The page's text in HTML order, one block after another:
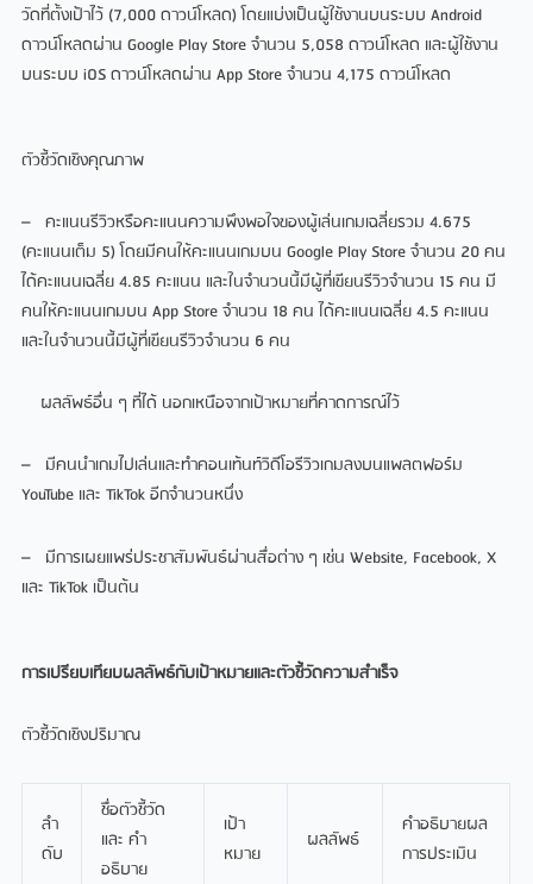
วัดที่ตั้งเป้าไว้ (7,000 ดาวน์โหลด) โดยแบ่งเป็นผู้ใช้งานบนระบบ Android
ดาวน์โหลดผ่าน Google Play Store จำนวน 5,058 ดาวน์โหลด และผู้ใช้งาน
บนระบบ iOS ดาวน์โหลดผ่าน App Store จำนวน 4,175 ดาวน์โหลด
ตัวชี้วัดเชิงคุณภาพ
– คะแนนรีวิวหรือคะแนนความพึงพอใจของผู้เล่นเกมเฉลี่ยรวม 4.675
(คะแนนเต็ม 5) โดยมีคนให้คะแนนเกมบน Google Play Store จำนวน 20 คน
ได้คะแนนเฉลี่ย 4.85 คะแนน และในจำนวนนี้มีผู้ที่เขียนรีวิวจำนวน 15 คน มี
คนให้คะแนนเกมบน App Store จำนวน 18 คน ได้คะแนนเฉลี่ย 4.5 คะแนน
และในจำนวนนี้มีผู้ที่เขียนรีวิวจำนวน 6 คน
ผลลัพธ์อื่น ๆ ที่ได้ นอกเหนือจากเป้าหมายที่คาดการณ์ไว้
– มีคนนำเกมไปเล่นและทำคอนเท้นท์วิดีโอรีวิวเกมลงบนแพลตฟอร์ม
YouTube และ TikTok อีกจำนวนหนึ่ง
– มีการเผยแพร่ประชาสัมพันธ์ผ่านสื่อต่าง ๆ เช่น Website, Facebook, X
และ TikTok เป็นต้น
การเปรียบเทียบผลลัพธ์กับเป้าหมายและตัวชี้วัดความสำเร็จ
ตัวชี้วัดเชิงปริมาณ
ลํา
ดับ
ชื่อตัวชี้วัด
และ คํา
อธิบาย
เป้า
หมาย
ผลลัพธ์
คำอธิบายผล
การประเมิน